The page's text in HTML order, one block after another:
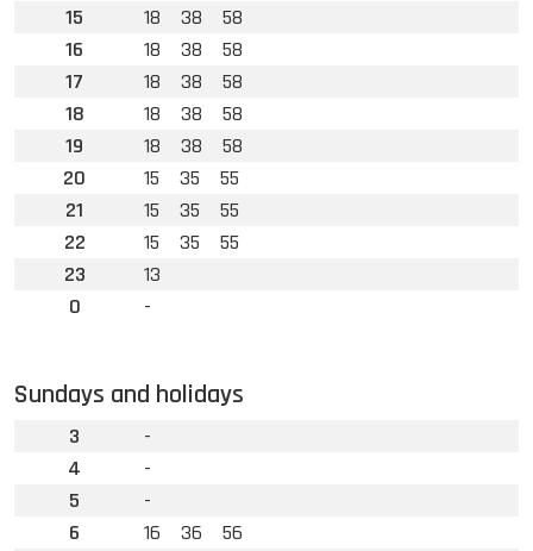
15
18 38
58
16
18 38
58
17
18 38
58
18
18 38
58
19
18 38
58
20
15 35
55
21
15 35
55
22
15 35
55
23
13
0
-
Sundays and holidays
3
-
4
-
5
-
6
16 36 56